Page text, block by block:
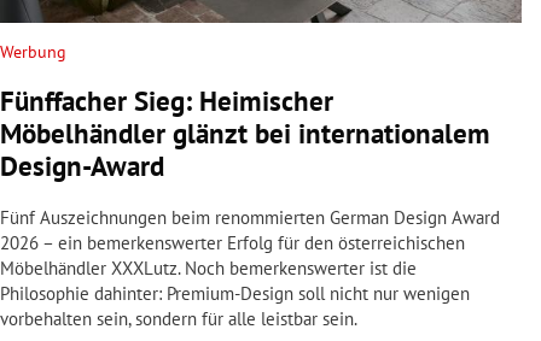
Werbung
Fünffacher Sieg: Heimischer
Möbelhändler glänzt bei internationalem
Design-Award
Fünf Auszeichnungen beim renommierten German Design Award
2026 – ein bemerkenswerter Erfolg für den österreichischen
Möbelhändler XXXLutz. Noch bemerkenswerter ist die
Philosophie dahinter: Premium-Design soll nicht nur wenigen
vorbehalten sein, sondern für alle leistbar sein.